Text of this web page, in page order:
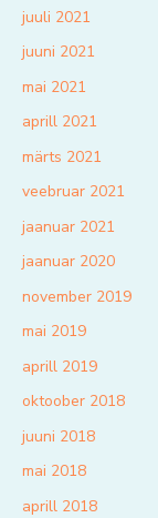
juuli 2021
juuni 2021
mai 2021
aprill 2021
märts 2021
veebruar 2021
jaanuar 2021
jaanuar 2020
november 2019
mai 2019
aprill 2019
oktoober 2018
juuni 2018
mai 2018
aprill 2018